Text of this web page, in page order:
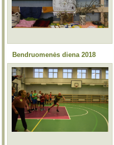
Bendruomenės diena 2018